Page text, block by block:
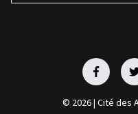
© 2026 | Cité des
Facebook